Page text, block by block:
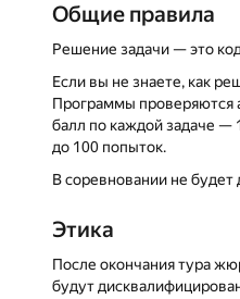
Общие правила
Решение задачи — это
Если вы не знаете, как
Программы проверяются
балл по каждой задаче —
до 100 попыток.
В соревновании не
Этика
После окончания тура
будут